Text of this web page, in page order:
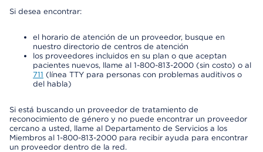
Si desea encontrar:
el horario de atención de un proveedor, busque en
nuestro directorio de centros de atención
los proveedores incluidos en su plan o que aceptan
pacientes nuevos, llame al 1-800-813-2000 (sin costo) o al
711 (línea TTY para personas con problemas auditivos o
del habla)
Si está buscando un proveedor de tratamiento de
reconocimiento de género y no puede encontrar un proveedor
cercano a usted, llame al Departamento de Servicios a los
Miembros al 1-800-813-2000 para recibir ayuda para encontrar
un proveedor dentro de la red.